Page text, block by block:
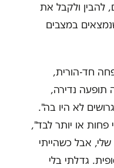
ולקבל את
במצבים
חד-הורית,
תופעה נדירה,
לא היו בה".
או יותר לבד",
אבל כשהייתי
גדלתי בלי